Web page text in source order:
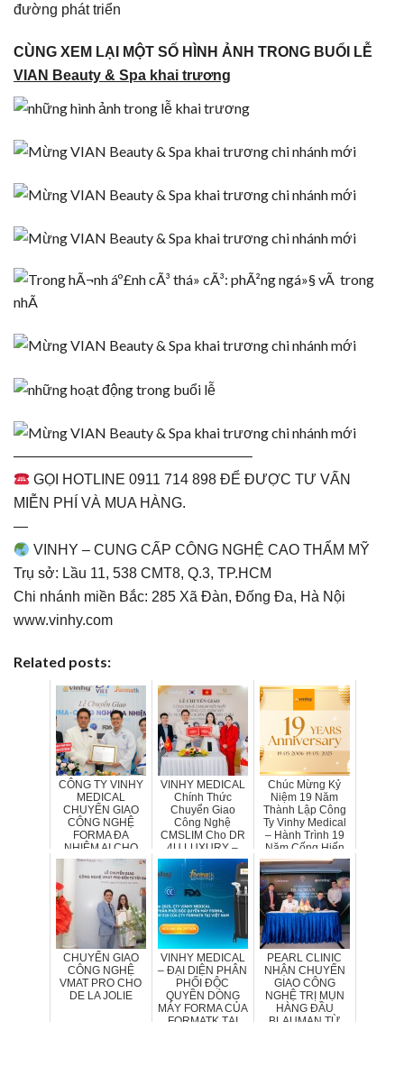
đường phát triển
CÙNG XEM LẠI MỘT SỐ HÌNH ẢNH TRONG BUỔI LỄ
VIAN Beauty & Spa khai trương
————————————————–
GỌI HOTLINE 0911 714 898 ĐỂ ĐƯỢC TƯ VẤN
MIỄN PHÍ VÀ MUA HÀNG.
—
VINHY – CUNG CẤP CÔNG NGHỆ CAO THẨM MỸ
Trụ sở: Lầu 11, 538 CMT8, Q.3, TP.HCM
Chi nhánh miền Bắc: 285 Xã Đàn, Đống Đa, Hà Nội
www.vinhy.com
Related posts:
CÔNG TY VINHY
MEDICAL
CHUYỂN GIAO
CÔNG NGHỆ
FORMA ĐA
NHIỆM AI CHO
PHÒNG KHÁM
DA VIỆT
VINHY MEDICAL
Chính Thức
Chuyển Giao
Công Nghệ
CMSLIM Cho DR
4U LUXURY –
Bước Đột Phá
Trong Điều Trị...
Chúc Mừng Kỷ
Niệm 19 Năm
Thành Lập Công
Ty Vinhy Medical
– Hành Trình 19
Năm Cống Hiến
Vì Sắc Đẹp Cộ...
CHUYỂN GIAO
CÔNG NGHỆ
VMAT PRO CHO
DE LA JOLIE
VINHY MEDICAL
– ĐẠI DIỆN PHÂN
PHỐI ĐỘC
QUYỀN DÒNG
MÁY FORMA CỦA
FORMATK TẠI
PEARL CLINIC
NHẬN CHUYỂN
GIAO CÔNG
NGHỆ TRỊ MỤN
HÀNG ĐẦU
BLAUMAN TỪ